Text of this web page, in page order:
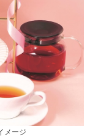
メージ